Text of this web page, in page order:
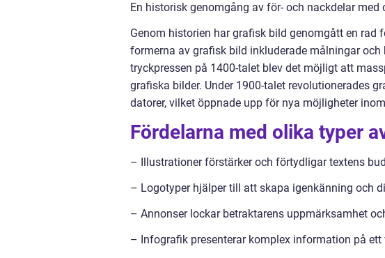
En historisk genomgång av för- och nackdelar
Genom historien har grafisk bild genomgått en
formerna av grafisk bild inkluderade målningar
tryckpressen på 1400-talet blev det möjligt att
grafiska bilder. Under 1900-talet revolutionerades
datorer, vilket öppnade upp för nya möjligheter
Fördelarna med olika typer
– Illustrationer förstärker och förtydligar textens
– Logotyper hjälper till att skapa igenkänning och
– Annonser lockar betraktarens uppmärksamhet
– Infografik presenterar komplex information på